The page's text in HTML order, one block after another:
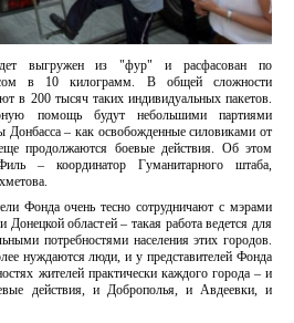
выгружен из "фур" и расфасован по
в 10 килограмм. В общей сложности
в 200 тысяч таких индивидуальных пакетов.
помощь будут небольшими партиями
Донбасса – как освобожденные силовиками от
продолжаются боевые действия. Об этом
– координатор Гуманитарного штаба,
Фонда очень тесно сотрудничают с мэрами
Донецкой областей – такая работа ведется для
потребностями населения этих городов.
нуждаются люди, и у представителей Фонда
жителей практически каждого города – и
действия, и Доброполья, и Авдеевки, и